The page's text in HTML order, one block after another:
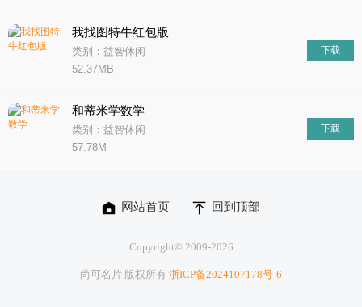
我找图特牛红包版
类别：益智休闲
52.37MB
下载
和蒂米学数学
类别：益智休闲
57.78M
下载
网站首页 回到顶部
Copyright© 2009-2026
尚可名片 版权所有 浙ICP备2024107178号-6